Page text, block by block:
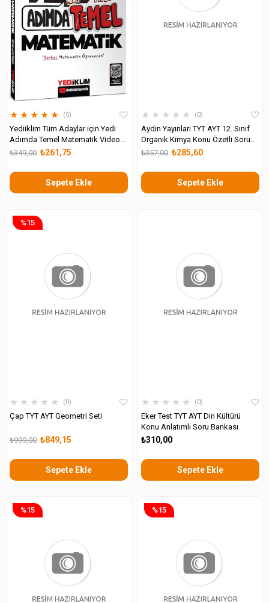
★ ★ ★ ★ ★ 5
Yediiklim Tüm Adaylar için Yedi
Adımda Temel Matematik Video
Konu Anlatımlı Video Çözümlü
₺261,75
₺349,00
Sepete Ekle
★ ★ ★ ★ ★ 0
Aydın Yayınları TYT AYT 12. Sınıf
Organik Kimya Konu Özetli Soru
Bankası ₺285,60
₺357,00
Sepete Ekle
★ ★ ★ ★ ★ 0
Çap TYT AYT Geometri Seti
₺849,15
₺999,00
Sepete Ekle
%15
★ ★ ★ ★ ★ 0
Eker Test TYT AYT Din Kültürü
Konu Anlatımlı Soru Bankası
₺310,00
Sepete Ekle
%15 %15